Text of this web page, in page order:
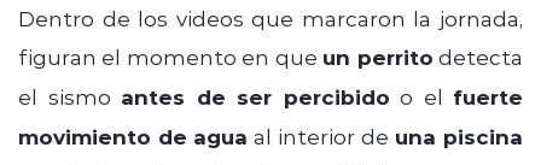
Dentro de los videos que marcaron la jornada,
figuran el momento en que un perrito detecta
el sismo antes de ser percibido o el fuerte
movimiento de agua al interior de una piscina